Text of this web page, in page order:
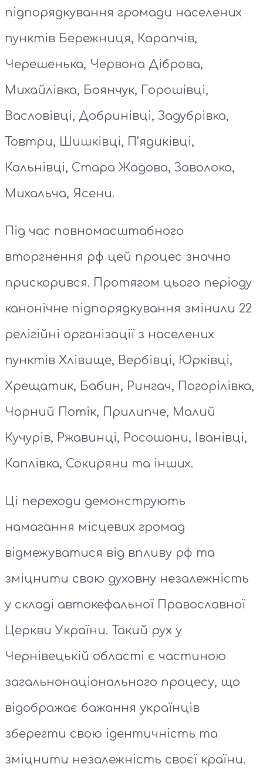
підпорядкування громади населених
пунктів Бережниця, Карапчів,
Черешенька, Червона Діброва,
Михайлівка, Боянчук, Горошівці,
Васловівці, Добринівці, Задубрівка,
Товтри, Шишківці, П’ядиківці,
Кальнівці, Стара Жадова, Заволока,
Михальча, Ясени.
Під час повномасштабного
вторгнення рф цей процес значно
прискорився. Протягом цього періоду
канонічне підпорядкування змінили 22
релігійні організації з населених
пунктів Хлівище, Вербівці, Юрківці,
Хрещатик, Бабин, Рингач, Погорілівка,
Чорний Потік, Прилипче, Малий
Кучурів, Ржавинці, Росошани, Іванівці,
Каплівка, Сокиряни та інших.
Ці переходи демонструють
намагання місцевих громад
відмежуватися від впливу рф та
зміцнити свою духовну незалежність
у складі автокефальної Православної
Церкви України. Такий рух у
Чернівецькій області є частиною
загальнонаціонального процесу, що
відображає бажання українців
зберегти свою ідентичність та
зміцнити незалежність своєї країни.